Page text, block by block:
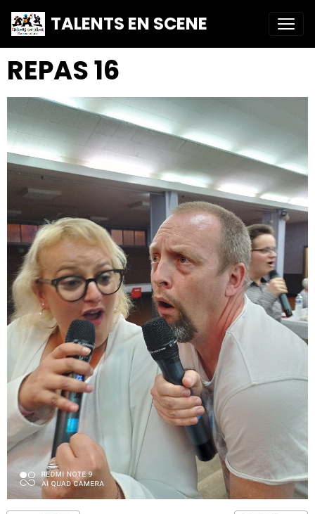
TALENTS EN SCENE
REPAS 16